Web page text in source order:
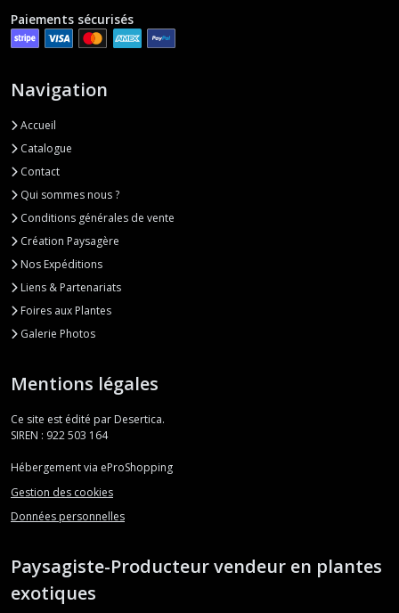
Paiements sécurisés
Navigation
Accueil
Catalogue
Contact
Qui sommes nous ?
Conditions générales de vente
Création Paysagère
Nos Expéditions
Liens & Partenariats
Foires aux Plantes
Galerie Photos
Mentions légales
Ce site est édité par Desertica.
SIREN : 922 503 164
Hébergement via eProShopping
Gestion des cookies
Données personnelles
Paysagiste-Producteur vendeur en plantes
exotiques